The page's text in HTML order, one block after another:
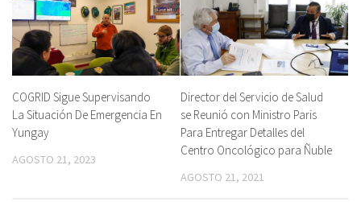
COGRID Sigue Supervisando
La Situación De Emergencia En
Yungay
AGOSTO 21, 2023
Director del Servicio de Salud
se Reunió con Ministro Paris
Para Entregar Detalles del
Centro Oncológico para Ñuble
AGOSTO 21, 2021